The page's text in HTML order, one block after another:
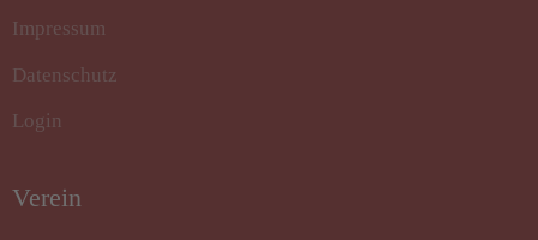
Impressum
Datenschutz
Login
Verein